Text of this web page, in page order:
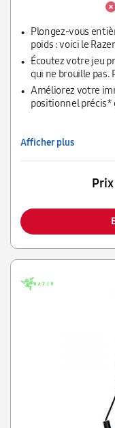
Plongez-vous
poids : voici le
qui vous permet
les haut-parleurs
incroyable, le
audio hors du
Écoutez votre jeu
qui ne brouille pas.
aigus plus riches
nos haut-parleurs
Améliorez votre
positionnel précis*
Afficher plus